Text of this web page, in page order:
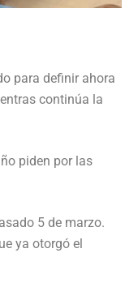
para definir ahora
continúa la
piden por las
5 de marzo.
ya otorgó el